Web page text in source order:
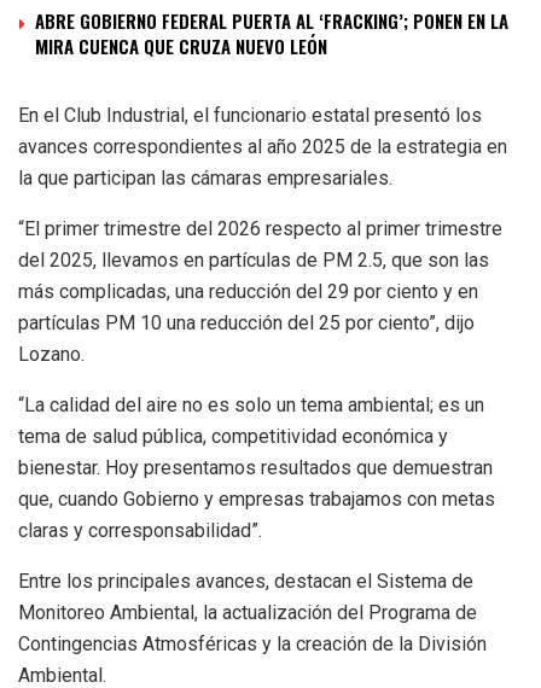
ABRE GOBIERNO FEDERAL PUERTA AL ‘FRACKING’; PONEN EN LA
MIRA CUENCA QUE CRUZA NUEVO LEÓN
En el Club Industrial, el funcionario estatal presentó los
avances correspondientes al año 2025 de la estrategia en
la que participan las cámaras empresariales.
“El primer trimestre del 2026 respecto al primer trimestre
del 2025, llevamos en partículas de PM 2.5, que son las
más complicadas, una reducción del 29 por ciento y en
partículas PM 10 una reducción del 25 por ciento”, dijo
Lozano.
“La calidad del aire no es solo un tema ambiental; es un
tema de salud pública, competitividad económica y
bienestar. Hoy presentamos resultados que demuestran
que, cuando Gobierno y empresas trabajamos con metas
claras y corresponsabilidad”.
Entre los principales avances, destacan el Sistema de
Monitoreo Ambiental, la actualización del Programa de
Contingencias Atmosféricas y la creación de la División
Ambiental.